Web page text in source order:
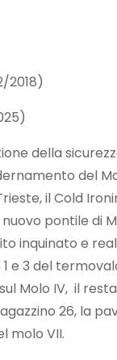
2018)
della
del
il Cold
pontile di
inquinato e
e 3 del
Molo IV, il
26, la
molo VII.